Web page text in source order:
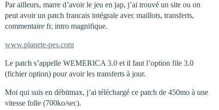
Par ailleurs, marre d’avoir le jeu en jap, j’ai trouvé un site ou on
peut avoir un patch francais intégrale avec maillots, transferts,
commentaire fr, intro magnifique.
www.planete-pes.com
Le patch s’appelle WEMERICA 3.0 et il faut l’option file 3.0
(fichier option) pour avoir les transferts à jour.
Moi qui suis en débitmax, j’ai téléchargé ce patch de 450mo à une
vitesse folle (700ko/sec).